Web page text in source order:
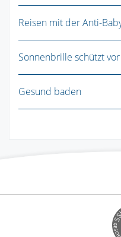
Reisen mit der Anti-
Sonnenbrille schützt
Gesund baden